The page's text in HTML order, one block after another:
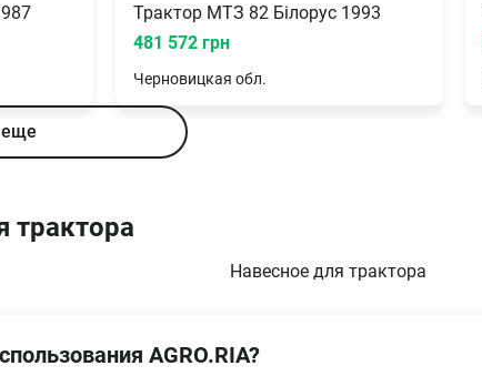
Трактор МТЗ 82 Білорус 1993
481 572 грн
Черновицкая обл.
еще
трактора
Навесное для трактора
AGRO.RIA?